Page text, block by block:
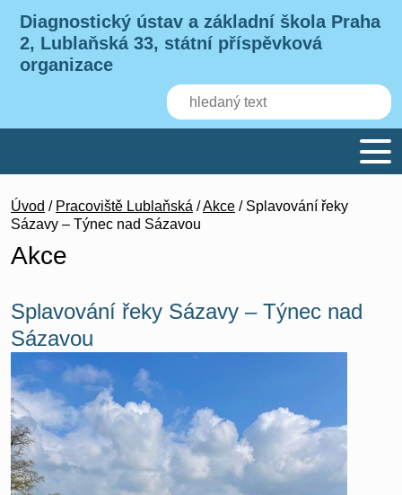
Diagnostický ústav a základní škola Praha
2, Lublaňská 33, státní příspěvková
organizace
Akce
Úvod / Pracoviště Lublaňská /Akce / Splavování řeky
Sázavy – Týnec nad Sázavou
Splavování řeky Sázavy – Týnec nad
Sázavou